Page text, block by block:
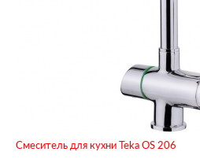
Смеситель для кухни Teka OS 206